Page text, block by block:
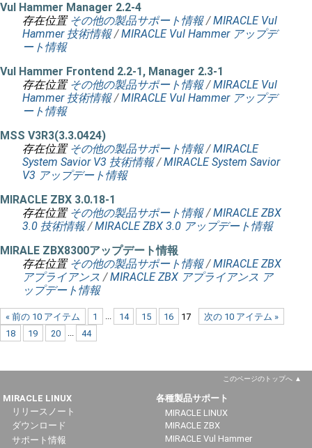
Vul Hammer Manager 2.2-4
存在位置 その他の製品サポート情報 /MIRACLE Vul
Hammer 技術情報 /MIRACLE Vul Hammer アップデ
ート情報
Vul Hammer Frontend 2.2-1, Manager 2.3-1
存在位置 その他の製品サポート情報 /MIRACLE Vul
Hammer 技術情報 /MIRACLE Vul Hammer アップデ
ート情報
MSS V3R3(3.3.0424)
存在位置 その他の製品サポート情報 /MIRACLE
System Savior V3 技術情報 /MIRACLE System Savior
V3 アップデート情報
MIRACLE ZBX 3.0.18-1
存在位置 その他の製品サポート情報 /MIRACLE ZBX
3.0 技術情報 /MIRACLE ZBX 3.0 アップデート情報
MIRALE ZBX8300アップデート情報
存在位置 その他の製品サポート情報 /MIRACLE ZBX
アプライアンス /MIRACLE ZBX アプライアンス ア
ップデート情報
« 前の 10 アイテム 次の 10 アイテム »
1 ... 14 15 16
17
18
19 20 ... 44
このページのトップへ
MIRACLE LINUX
リリースノート
ダウンロード
サポート情報
各種製品サポート
MIRACLE LINUX
MIRACLE ZBX
MIRACLE Vul Hammer